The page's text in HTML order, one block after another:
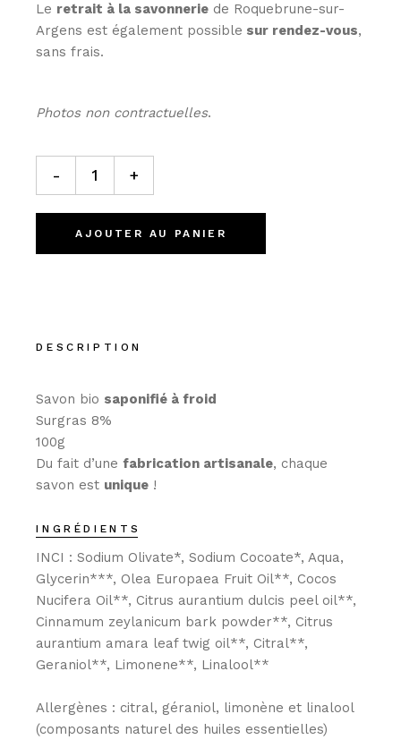
Le retrait à la savonnerie de Roquebrune-sur-
Argens est également possible sur rendez-vous,
sans frais.
Photos non contractuelles.
Le Cannes quantity
- +
AJOUTER AU PANIER
DESCRIPTION
Savon bio saponifié à froid
Surgras 8%
100g
Du fait d’unefabrication artisanale, chaque
savon est unique !
INGRÉDIENTS
INCI : Sodium Olivate*, Sodium Cocoate*, Aqua,
Glycerin***, Olea Europaea Fruit Oil**, Cocos
Nucifera Oil**, Citrus aurantium dulcis peel oil**,
Cinnamum zeylanicum bark powder**, Citrus
aurantium amara leaf twig oil**, Citral**,
Geraniol**, Limonene**, Linalool**
Allergènes : citral, géraniol, limonène et linalool
(composants naturel des huiles essentielles)